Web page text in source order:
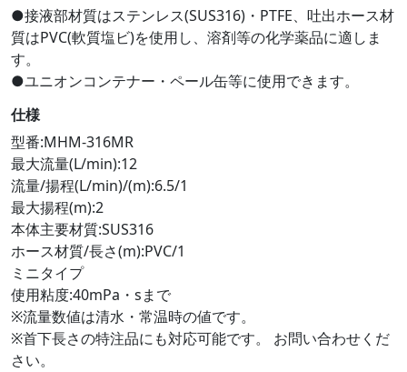
●接液部材質はステンレス(SUS316)・PTFE、吐出ホース材
質はPVC(軟質塩ビ)を使用し、溶剤等の化学薬品に適しま
す。
●ユニオンコンテナー・ペール缶等に使用できます。
仕様
型番:MHM-316MR
最大流量(L/min):12
流量/揚程(L/min)/(m):6.5/1
最大揚程(m):2
本体主要材質:SUS316
ホース材質/長さ(m):PVC/1
ミニタイプ
使用粘度:40mPa・sまで
※流量数値は清水・常温時の値です。
※首下長さの特注品にも対応可能です。 お問い合わせくだ
さい。